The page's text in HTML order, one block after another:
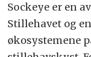
Sockeye er en
Stillehavet og
økosystemene